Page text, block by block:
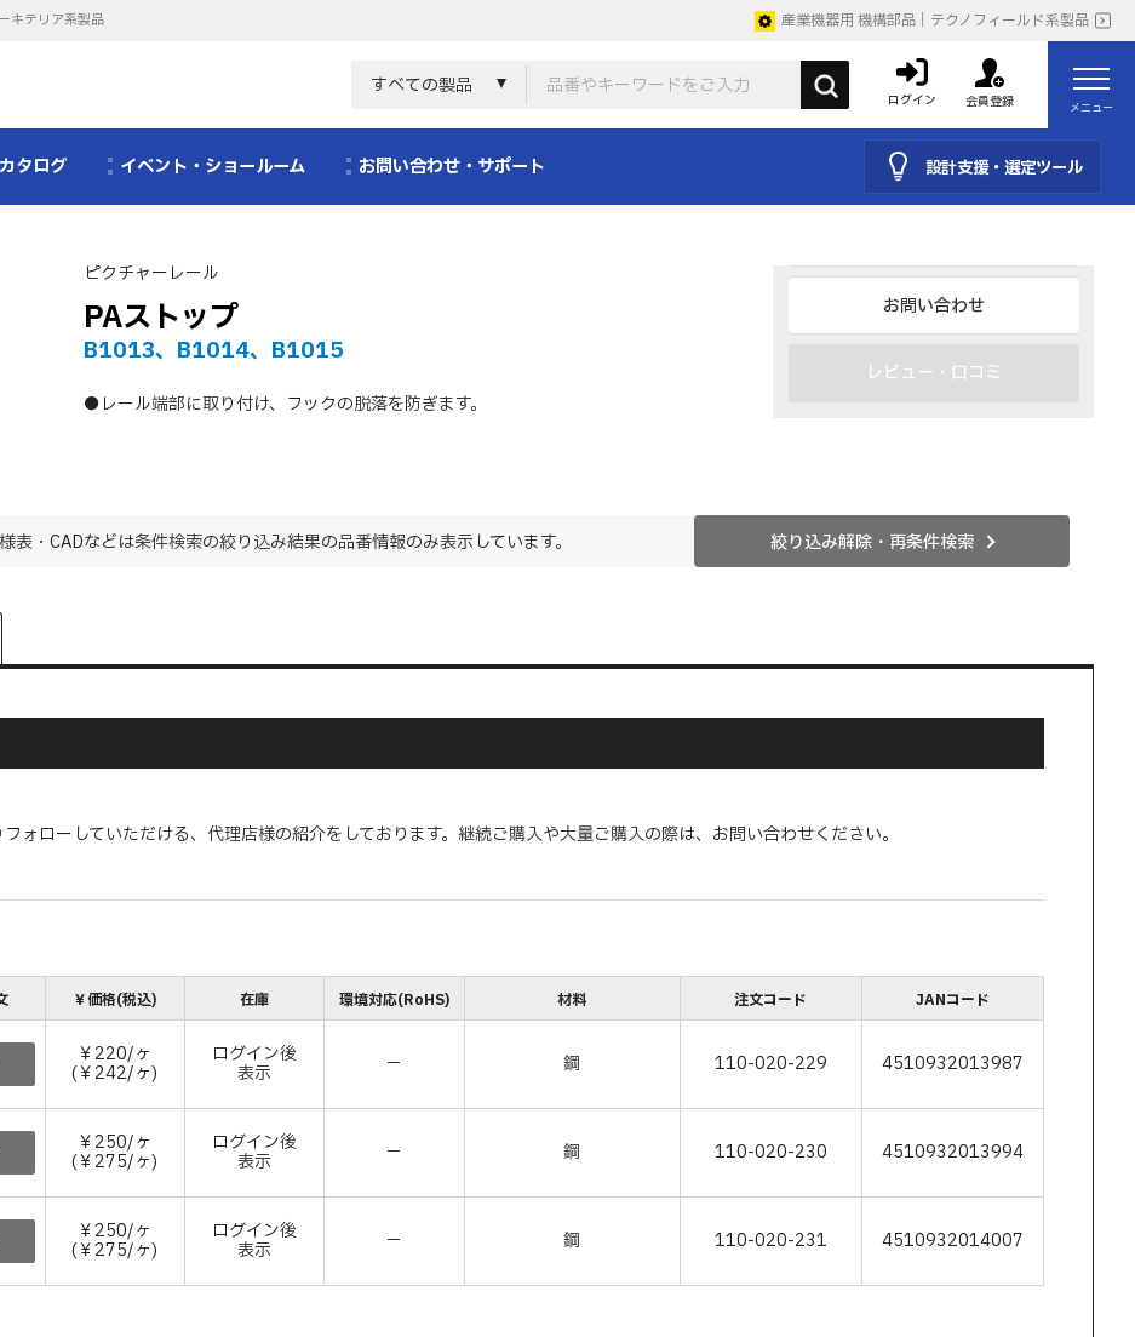
キテリア系製品 産業機器用 機構部品｜テクノフィールド系製品
すべての製品
ログイン 会員登録 メニュー
カタログ イベント・ショールーム お問い合わせ・サポート 設計支援・選定ツール
ピクチャーレール
PAストップ
B1013、B1014、B1015
●レール端部に取り付け、フックの脱落を防ぎます。
カタログ
取説
仕様を見る・購入・見積り
お問い合わせ
レビュー・口コミ
表・CADなどは条件検索の絞り込み結果の品番情報のみ表示しています。 絞り込み解除・再条件検索
ォローしていただける、代理店様の紹介をしております。継続ご購入や大量ご購入の際は、お問い合わせください。
￥価格(税込) 在庫 環境対応(RoHS) 材料 注文コード JANコード
￥220/ヶ
(￥242/ヶ)
ログイン後
表示 － 鋼 110-020-229 4510932013987
￥250/ヶ
(￥275/ヶ)
ログイン後
表示 － 鋼 110-020-230 4510932013994
￥250/ヶ
(￥275/ヶ)
ログイン後
表示 － 鋼 110-020-231 4510932014007